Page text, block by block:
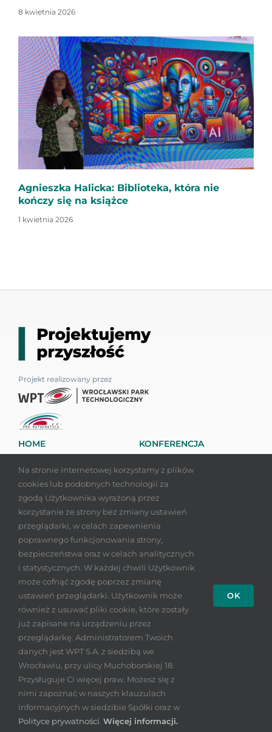
8 kwietnia 2026
Agnieszka Halicka: Biblioteka, która nie
kończy się na książce
1 kwietnia 2026
Projekt realizowany przez
HOME
PODCASTY
PLAN DLA EDUKACJI
NEWSY
KONFERENCJA
KONTAKT
POLITYKA PRYWATNOŚCI
Bądź na bieżąco
© Copyright 2026 | Wrocławski Park Technologiczny S.A.
Rights Reserved | Projekt i wykonanieInsight. Komunikujemy.
Kompleksowo.
Na stronie internetowej korzystamy z plików
cookies lub podobnych technologii za
zgodą Użytkownika wyrażoną przez
korzystanie ze strony bez zmiany ustawień
przeglądarki, w celach zapewnienia
poprawnego funkcjonowania strony,
bezpieczeństwa oraz w celach analitycznych
i statystycznych. W każdej chwili Użytkownik
może cofnąć zgodę poprzez zmianę
ustawień przeglądarki. Użytkownik może
również z usuwać pliki cookie, które zostały
już zapisane na urządzeniu przez
przeglądarkę. Administratorem Twoich
danych jest WPT S.A. z siedzibą we
Wrocławiu, przy ulicy Muchoborskiej 18.
Przysługuje Ci więcej praw. Możesz się z
nimi zapoznać w naszych klauzulach
informacyjnych w siedzibie Spółki oraz w
Polityce prywatności Więcej informacji.
OK